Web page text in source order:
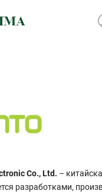
Co., Ltd. –
разработками,